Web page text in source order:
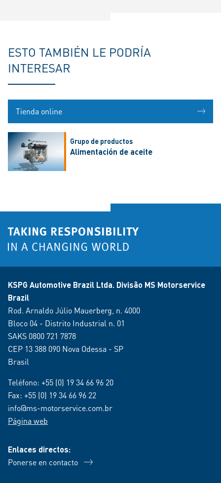
ESTO TAMBIÉN LE PODRÍA
INTERESAR
Tienda online
Grupo de productos
Alimentación de aceite
KSPG Automotive Brazil Ltda. Divisão MS Motorservice
Brazil
Rod. Arnaldo Júlio Mauerberg, n. 4000
Bloco 04 - Distrito Industrial n. 01
SAKS 0800 721 7878
CEP 13 388 090 Nova Odessa - SP
Brasil
Teléfono: +55 (0) 19 34 66 96 20
Fax: +55 (0) 19 34 66 96 22
info@ms-motorservice.com.br
Página web
Enlaces directos:
Ponerse en contacto